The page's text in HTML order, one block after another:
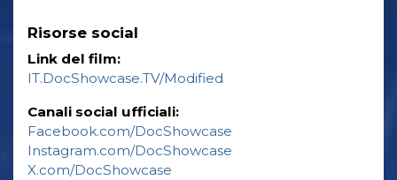
Risorse social
Link del film:
IT.DocShowcase.TV/Modified
Canali social ufficiali:
Facebook.com/DocShowcase
Instagram.com/DocShowcase
X.com/DocShowcase